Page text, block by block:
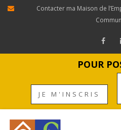
Contacter ma Maison de
POUR
JE M'INSCRIS